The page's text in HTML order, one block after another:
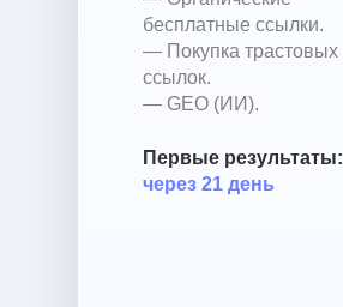
бесплатные ссылки.
— Покупка трастовых
ссылок.
— GEO (ИИ).
Первые результаты:
через 21 день